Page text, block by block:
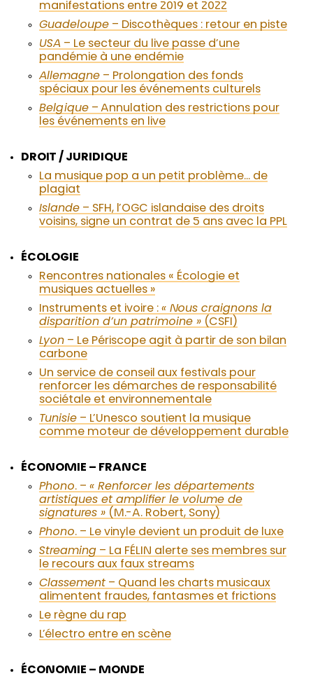
manifestations entre 2019 et 2022
Guadeloupe – Discothèques : retour en piste
USA – Le secteur du live passe d’une
pandémie à une endémie
Allemagne – Prolongation des fonds
spéciaux pour les événements culturels
Belgique – Annulation des restrictions pour
les événements en live
DROIT / JURIDIQUE
La musique pop a un petit problème… de
plagiat
Islande – SFH, l’OGC islandaise des droits
voisins, signe un contrat de 5 ans avec la PPL
ÉCOLOGIE
Rencontres nationales « Écologie et
musiques actuelles »
Instruments et ivoire : « Nous craignons la
disparition d’un patrimoine » (CSFI)
Lyon – Le Périscope agit à partir de son bilan
carbone
Un service de conseil aux festivals pour
renforcer les démarches de responsabilité
sociétale et environnementale
Tunisie – L’Unesco soutient la musique
comme moteur de développement durable
ÉCONOMIE – FRANCE
Phono. – « Renforcer les départements
artistiques et amplifier le volume de
signatures » (M.-A. Robert, Sony)
Phono. – Le vinyle devient un produit de luxe
Streaming – La FÉLIN alerte ses membres sur
le recours aux faux streams
Classement – Quand les charts musicaux
alimentent fraudes, fantasmes et frictions
Le règne du rap
L’électro entre en scène
ÉCONOMIE – MONDE